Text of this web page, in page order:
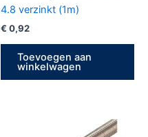
4.8 verzinkt (1m)
€ 0,92
Toevoegen aan
winkelwagen